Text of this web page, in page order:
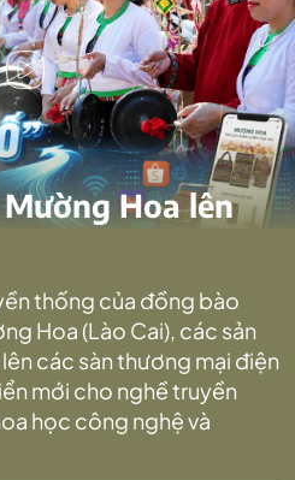
Hoa lên
thống của đồng bào
Hoa (Lào Cai), các sản
các sàn thương mại điện
mới cho nghề truyền
học công nghệ và